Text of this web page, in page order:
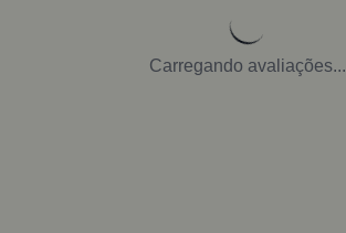
Carregando avaliações...